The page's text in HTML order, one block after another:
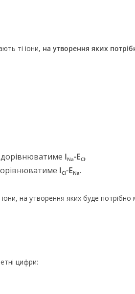
ті іони, на утворення яких
дорівнюватиме INa-ECl.
ICl-ENa.
на утворення яких буде
цифри: